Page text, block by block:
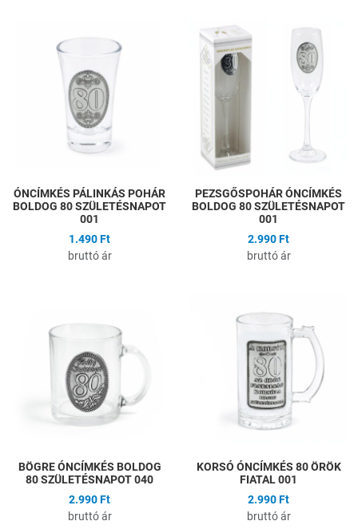
Hozzáadás a kívánságlistához
Összehasonlítás
Gyors nézet
ÓNCÍMKÉS PÁLINKÁS POHÁR
BOLDOG 80 SZÜLETÉSNAPOT
001
1.490 Ft
bruttó ár
PEZSGŐSPOHÁR ÓNCÍMKÉS
BOLDOG 80 SZÜLETÉSNAPOT
001
2.990 Ft
bruttó ár
Összehasonlítás
BÖGRE ÓNCÍMKÉS BOLDOG
80 SZÜLETÉSNAPOT 040
2.990 Ft
bruttó ár
KORSÓ ÓNCÍMKÉS 80 ÖRÖK
FIATAL 001
2.990 Ft
bruttó ár